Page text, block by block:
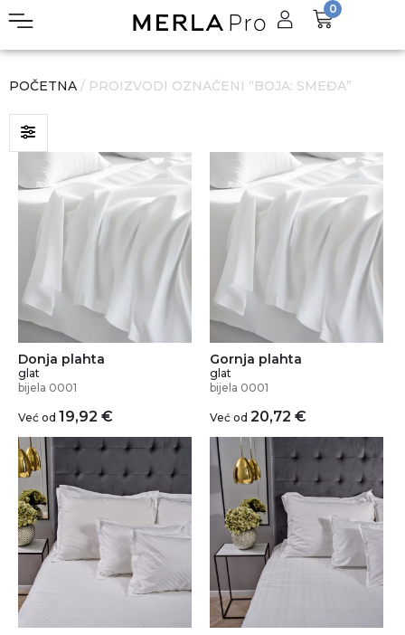
0
POČETNA / PROIZVODI OZNAČENI “BOJA: SMEĐA”
Donja plahta
glat
bijela 0001
Već od 19,92 €
Gornja plahta
glat
bijela 0001
Već od 20,72 €